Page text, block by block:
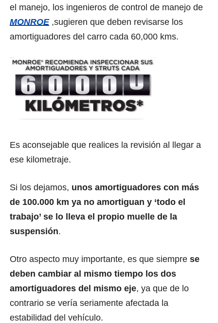
el manejo, los ingenieros de control de manejo de
MONROE,sugieren que deben revisarse los
amortiguadores del carro cada 60,000 kms.
Es aconsejable que realices la revisión al llegar a
ese kilometraje.
Si los dejamos, unos amortiguadores con más
de 100.000 km ya no amortiguan y ‘todo el
trabajo’ se lo lleva el propio muelle de la
suspensión.
Otro aspecto muy importante, es que siempre se
deben cambiar al mismo tiempo los dos
amortiguadores del mismo eje, ya que de lo
contrario se vería seriamente afectada la
estabilidad del vehículo.